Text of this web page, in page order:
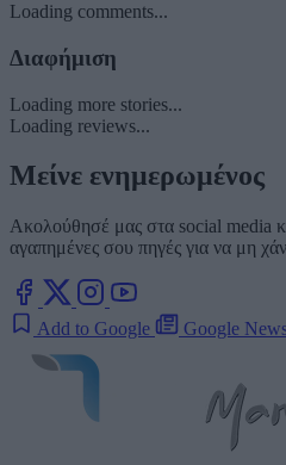
Loading comments...
Διαφήμιση
Loading more stories...
Loading reviews...
Μείνε ενημερωμένος
Ακολούθησέ μας στα social media
αγαπημένες σου πηγές για να μη
Add to Google Google